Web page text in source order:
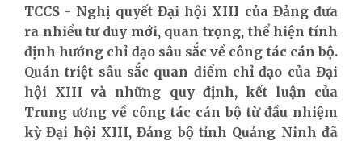
TCCS - Nghị quyết Đại hội XIII của Đảng đưa
ra nhiều tư duy mới, quan trọng, thể hiện tính
định hướng chỉ đạo sâu sắc về công tác cán bộ.
Quán triệt sâu sắc quan điểm chỉ đạo của Đại
hội XIII và những quy định, kết luận của
Trung ương về công tác cán bộ từ đầu nhiệm
kỳ Đại hội XIII, Đảng bộ tỉnh Quảng Ninh đã